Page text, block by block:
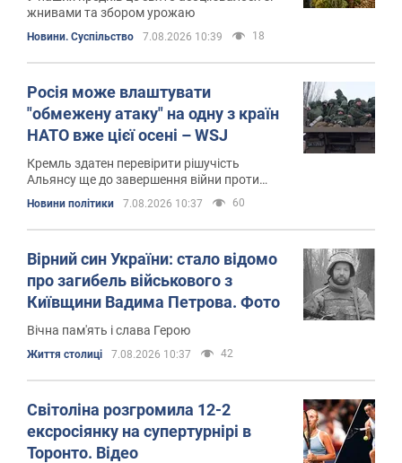
жнивами та збором урожаю
Новини. Суспільство 7.08.2026 10:39 18
Росія може влаштувати
"обмежену атаку" на одну з країн
НАТО вже цієї осені – WSJ
Кремль здатен перевірити рішучість
Альянсу ще до завершення війни проти
Новини політики 7.08.2026 10:37 60
Вірний син України: стало відомо
про загибель військового з
Київщини Вадима Петрова. Фото
Вічна пам'ять і слава Герою
Життя столиці 7.08.2026 10:37 42
Світоліна розгромила 12-2
ексросіянку на супертурнірі в
Торонто. Відео